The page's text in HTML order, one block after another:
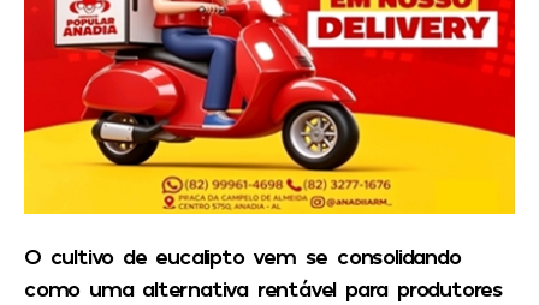
O cultivo de eucalipto vem se consolidando
como uma alternativa rentável para produtores